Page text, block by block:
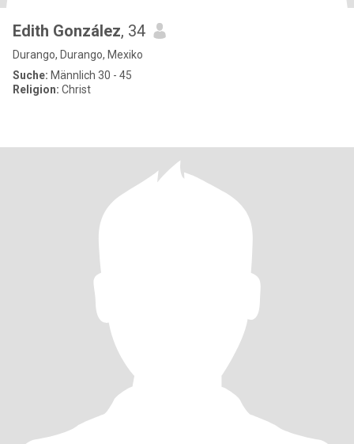
Edith González, 34
Durango, Durango, Mexiko
Suche: Männlich 30 - 45
Religion: Christ